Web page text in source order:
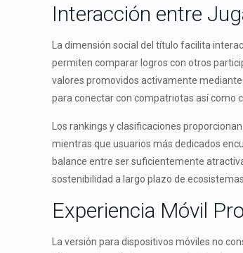
Interacción entre
La dimensión social del título facilita
permiten comparar logros con otros
valores promovidos activamente
para conectar con compatriotas así como
Los rankings y clasificaciones
mientras que usuarios más dedicados
balance entre ser suficientemente
sostenibilidad a largo plazo de
Experiencia Móvil
La versión para dispositivos móviles no